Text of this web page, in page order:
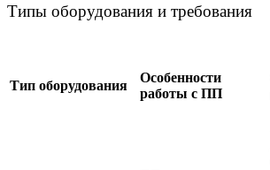
Типы оборудования и требования
Тип оборудования
Особенности
работы с ПП